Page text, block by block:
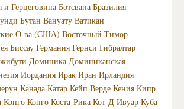
и Герцеговина Ботсвана Бразилия
Бутан Вануату Ватикан
О-ва (США) Восточный Тимор
Биссау Германия Гернси Гибралтар
Доминика Доминиканская
Иордания Ирак Иран Ирландия
Канада Катар Кейп Верде Кения Кипр
Конго Конго Коста-Рика Кот-Д Ивуар Куба